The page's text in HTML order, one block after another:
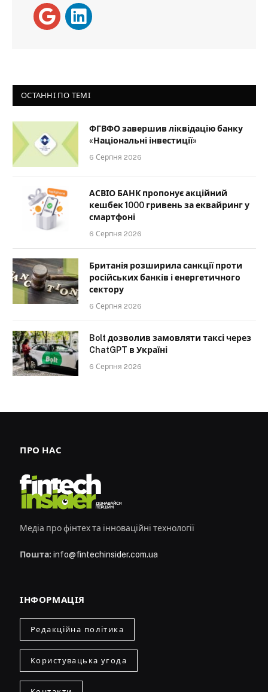
ОСТАННІ ПО ТЕМІ
ФГВФО завершив ліквідацію банку
«Національні інвестиції»
6 Серпня 2026
АСВІО БАНК пропонує акційний
кешбек 1000 гривень за еквайринг у
смартфоні
6 Серпня 2026
Британія розширила санкції проти
російських банків і енергетичного
сектору
6 Серпня 2026
Bolt дозволив замовляти таксі через
ChatGPT в Україні
6 Серпня 2026
ПРО НАС
Медіа про фінтех та інноваційні технології
Пошта: info@fintechinsider.com.ua
ІНФОРМАЦІЯ
Редакційна політика
Користувацька угода